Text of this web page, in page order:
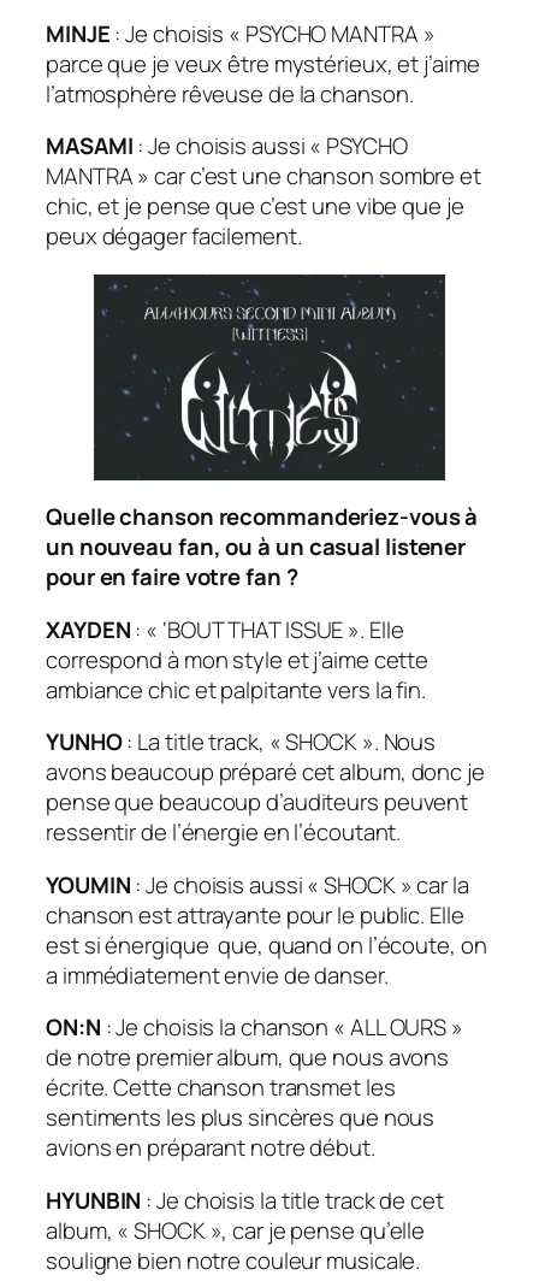
MINJE : Je choisis « PSYCHO MANTRA »
parce que je veux être mystérieux, et j’aime
l’atmosphère rêveuse de la chanson.
MASAMI : Je choisis aussi « PSYCHO
MANTRA » car c’est une chanson sombre et
chic, et je pense que c’est une vibe que je
peux dégager facilement.
Quelle chanson recommanderiez-vous à
un nouveau fan, ou à uncasual listener
pour en faire votre fan ?
XAYDEN : « ‘BOUT THAT ISSUE ». Elle
correspond à mon style et j’aime cette
ambiance chic et palpitante vers la fin.
YUNHO: La title track, « SHOCK ». Nous
avons beaucoup préparé cet album, donc je
pense que beaucoup d’auditeurs peuvent
ressentir de l’énergie en l’écoutant.
YOUMIN : Je choisis aussi « SHOCK » car la
chanson est attrayante pour le public. Elle
est si énergique que, quand on l’écoute, on
a immédiatement envie de danser.
ON:N : Je choisis la chanson « ALL OURS »
de notre premier album, que nous avons
écrite. Cette chanson transmet les
sentiments les plus sincères que nous
avions en préparant notre début.
HYUNBIN : Je choisis latitle trackde cet
album, « SHOCK », car je pense qu’elle
souligne bien notre couleur musicale.